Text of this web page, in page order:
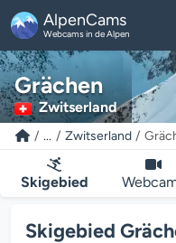
AlpenCams
Webcams in de Alpen
Grächen
Zwitserland
... Zwitserland
Skigebied
Skigebied